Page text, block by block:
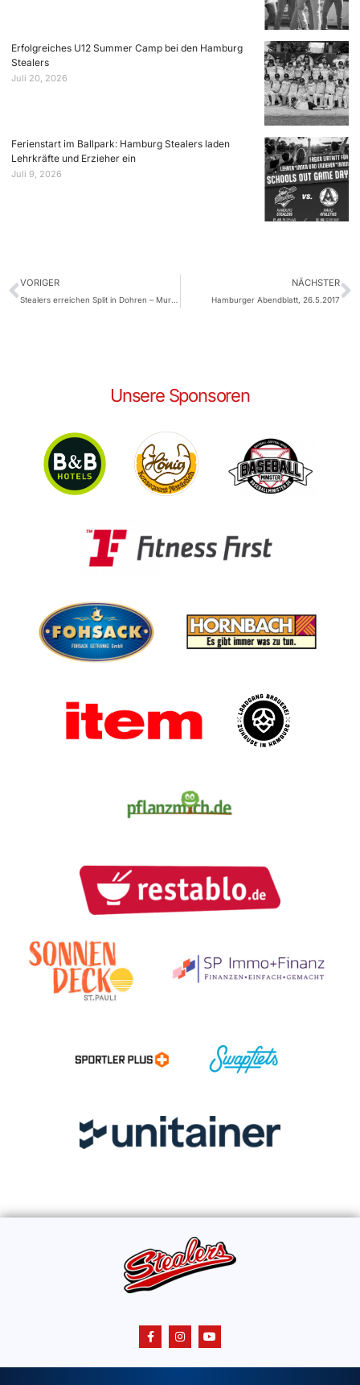
Erfolgreiches U12 Summer Camp bei den Hamburg
Stealers
Juli 20, 2026
Ferienstart im Ballpark: Hamburg Stealers laden
Lehrkräfte und Erzieher ein
Juli 9, 2026
VORIGER NÄCHSTER
Hamburger Abendblatt, 26.5.2017
Unsere Sponsoren